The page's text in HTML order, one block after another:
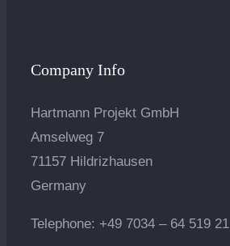
Company Info
Hartmann Projekt GmbH
Amselweg 7
71157 Hildrizhausen
Germany
Telephone: +49 7034 – 64 519 21